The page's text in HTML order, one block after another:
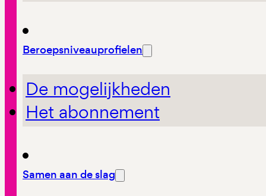
Beroepsniveauprofielen
De mogelijkheden
Het abonnement
Samen aan de slag